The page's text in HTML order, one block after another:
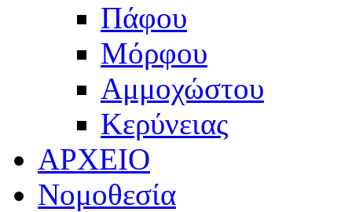
Πάφου
Μόρφου
Αμμοχώστου
Κερύνειας
ΑΡΧΕΙΟ
Νομοθεσία